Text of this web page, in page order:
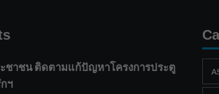
ชาชน ติดตามแก้ปัญหาโครงการประตู
ฯ